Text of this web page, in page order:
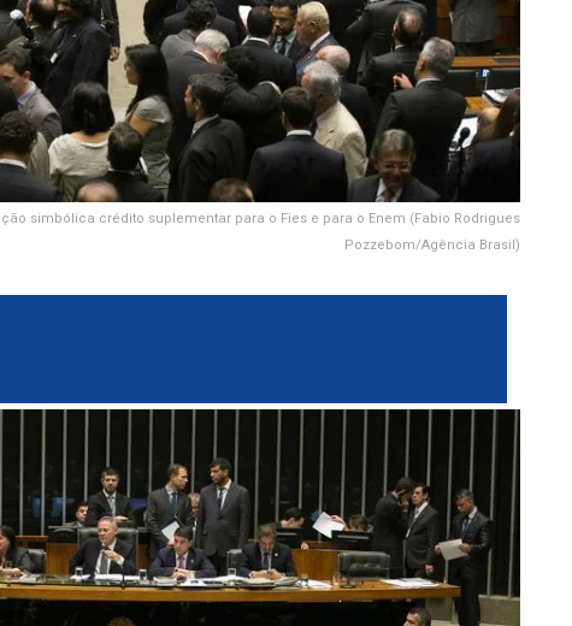
simbólica crédito suplementar para o Fies e para o Enem (Fabio Rodrigues
Pozzebom/Agência Brasil)